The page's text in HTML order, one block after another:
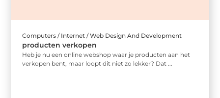
Computers / Internet / Web Design And Development
producten verkopen
Heb je nu een online webshop waar je producten aan het
verkopen bent, maar loopt dit niet zo lekker? Dat ...